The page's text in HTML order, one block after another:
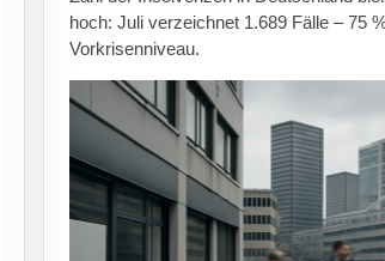
Eltern bereit zu zahlen: Soziale Faktoren
beeinflussen die Nutzung von KI für
Hausaufgaben und Lernhilfen.